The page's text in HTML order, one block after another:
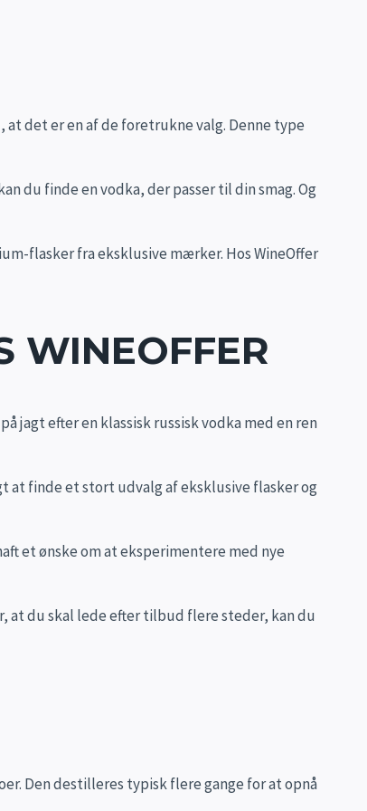
det er en af de foretrukne valg. Denne type
du finde en vodka, der passer til din smag. Og
flasker fra eksklusive mærker. Hos WineOffer
WINEOFFER
jagt efter en klassisk russisk vodka med en ren
at finde et stort udvalg af eksklusive flasker og
et ønske om at eksperimentere med nye
at du skal lede efter tilbud flere steder, kan du
Den destilleres typisk flere gange for at opnå